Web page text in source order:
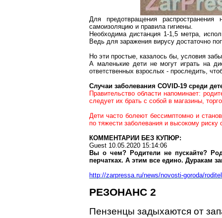
Для предотвращения распространения
самоизоляцию и правила гигиены.
Необходима дистанция 1-1,5 метра,
Ведь для заражения вирусу достаточно
Но эти простые, казалось бы, условия
А маленькие дети не могут играть на
ответственных взрослых - проследить,
Случаи заболевания COVID-19 среди
Правительство области напоминает:
следует их брать с собой в магазины,
Дети часто болеют бессимптомно и
по тяжести заболевания и высокому риску
КОММЕНТАРИИ БЕЗ КУПЮР:
Guest 10.05.2020 15:14:06
Вы о чем? Родители не пускайте?
перчатках. А этим все едино. Дуракам
http://zarpressa.ru/news/novosti-goroda/
РЕЗОНАНС 2
Пензенцы задыхаются от